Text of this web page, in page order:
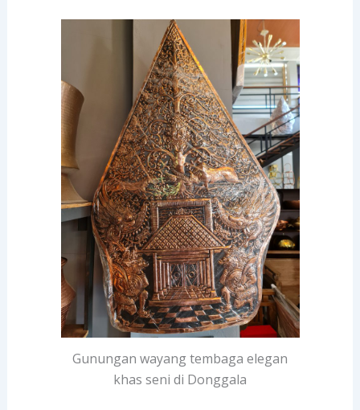
Gunungan wayang tembaga elegan
khas seni di Donggala